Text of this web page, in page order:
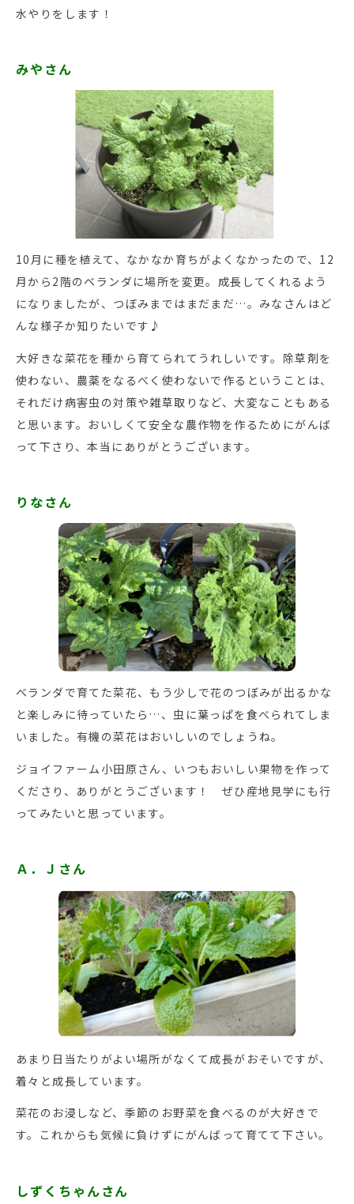
水やりをします！
みやさん
10月に種を植えて、なかなか育ちがよくなかったので、12
月から2階のベランダに場所を変更。成長してくれるよう
になりましたが、つぼみまではまだまだ…。みなさんはど
んな様子か知りたいです♪
大好きな菜花を種から育てられてうれしいです。除草剤を
使わない、農薬をなるべく使わないで作るということは、
それだけ病害虫の対策や雑草取りなど、大変なこともある
と思います。おいしくて安全な農作物を作るためにがんば
って下さり、本当にありがとうございます。
りなさん
ベランダで育てた菜花、もう少しで花のつぼみが出るかな
と楽しみに待っていたら…、虫に葉っぱを食べられてしま
いました。有機の菜花はおいしいのでしょうね。
ジョイファーム小田原さん、いつもおいしい果物を作って
くださり、ありがとうございます！ ぜひ産地見学にも行
ってみたいと思っています。
Ａ．Ｊさん
あまり日当たりがよい場所がなくて成長がおそいですが、
着々と成長しています。
菜花のお浸しなど、季節のお野菜を食べるのが大好きで
す。これからも気候に負けずにがんばって育てて下さい。
しずくちゃんさん